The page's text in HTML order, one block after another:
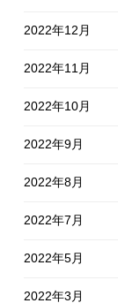
2022年12月
2022年11月
2022年10月
2022年9月
2022年8月
2022年7月
2022年5月
2022年3月